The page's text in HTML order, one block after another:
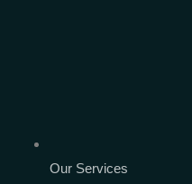
Our Services